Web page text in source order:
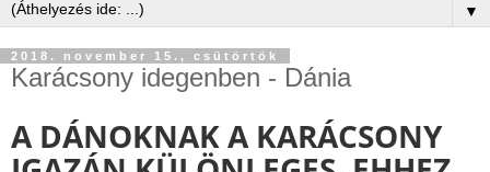
▼
2018. november 15., csütörtök
Karácsony idegenben - Dánia
A DÁNOKNAK A KARÁCSONY